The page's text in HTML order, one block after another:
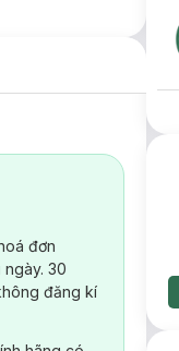
đơn
30
đăng kí